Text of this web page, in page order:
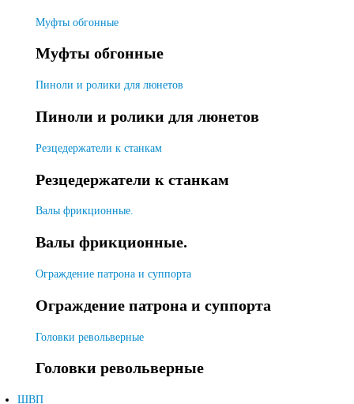
Муфты обгонные
Муфты обгонные
Пиноли и ролики для люнетов
Пиноли и ролики для люнетов
Резцедержатели к станкам
Резцедержатели к станкам
Валы фрикционные.
Валы фрикционные.
Ограждение патрона и суппорта
Ограждение патрона и суппорта
Головки револьверные
Головки револьверные
ШВП